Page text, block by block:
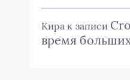
Кира к записи
время